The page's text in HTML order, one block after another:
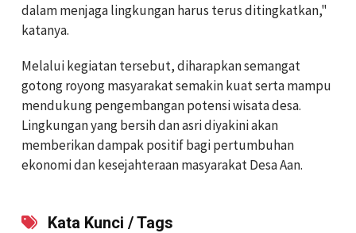
dalam menjaga lingkungan harus terus ditingkatkan,"
katanya.
Melalui kegiatan tersebut, diharapkan semangat
gotong royong masyarakat semakin kuat serta mampu
mendukung pengembangan potensi wisata desa.
Lingkungan yang bersih dan asri diyakini akan
memberikan dampak positif bagi pertumbuhan
ekonomi dan kesejahteraan masyarakat Desa Aan.
Kata Kunci / Tags